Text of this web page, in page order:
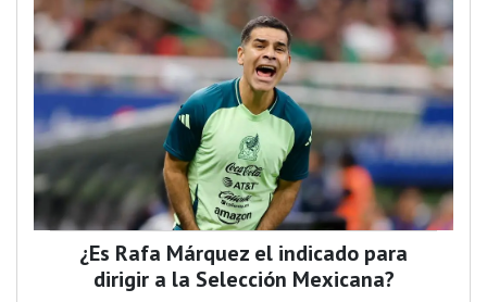
¿Es Rafa Márquez el indicado para
dirigir a la Selección Mexicana?